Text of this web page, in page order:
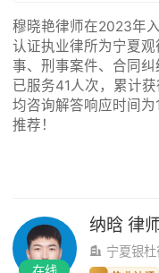
穆晓艳律师在2023年
认证执业律所为宁夏
事、刑事案件、合同纠
已服务41人次，累计
均咨询解答响应时间
推荐！
纳晗 律
宁夏银